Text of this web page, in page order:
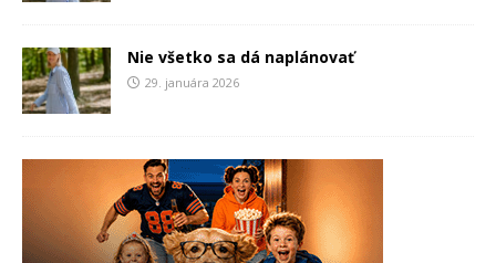
Nie všetko sa dá naplánovať
29. januára 2026